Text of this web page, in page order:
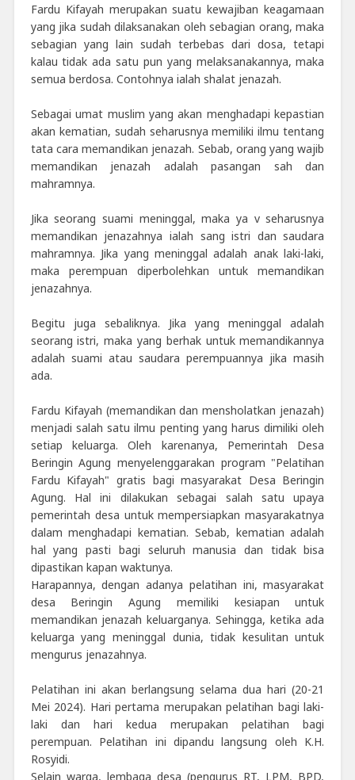
Fardu Kifayah merupakan suatu kewajiban keagamaan
yang jika sudah dilaksanakan oleh sebagian orang, maka
sebagian yang lain sudah terbebas dari dosa, tetapi
kalau tidak ada satu pun yang melaksanakannya, maka
semua berdosa. Contohnya ialah shalat jenazah.
Sebagai umat muslim yang akan menghadapi kepastian
akan kematian, sudah seharusnya memiliki ilmu tentang
tata cara memandikan jenazah. Sebab, orang yang wajib
memandikan jenazah adalah pasangan sah dan
mahramnya.
Jika seorang suami meninggal, maka ya v seharusnya
memandikan jenazahnya ialah sang istri dan saudara
mahramnya. Jika yang meninggal adalah anak laki-laki,
maka perempuan diperbolehkan untuk memandikan
jenazahnya.
Begitu juga sebaliknya. Jika yang meninggal adalah
seorang istri, maka yang berhak untuk memandikannya
adalah suami atau saudara perempuannya jika masih
ada.
Fardu Kifayah (memandikan dan mensholatkan jenazah)
menjadi salah satu ilmu penting yang harus dimiliki oleh
setiap keluarga. Oleh karenanya, Pemerintah Desa
Beringin Agung menyelenggarakan program "Pelatihan
Fardu Kifayah" gratis bagi masyarakat Desa Beringin
Agung. Hal ini dilakukan sebagai salah satu upaya
pemerintah desa untuk mempersiapkan masyarakatnya
dalam menghadapi kematian. Sebab, kematian adalah
hal yang pasti bagi seluruh manusia dan tidak bisa
dipastikan kapan waktunya.
Harapannya, dengan adanya pelatihan ini, masyarakat
desa Beringin Agung memiliki kesiapan untuk
memandikan jenazah keluarganya. Sehingga, ketika ada
keluarga yang meninggal dunia, tidak kesulitan untuk
mengurus jenazahnya.
Pelatihan ini akan berlangsung selama dua hari (20-21
Mei 2024). Hari pertama merupakan pelatihan bagi laki-
laki dan hari kedua merupakan pelatihan bagi
perempuan. Pelatihan ini dipandu langsung oleh K.H.
Rosyidi.
Selain warga, lembaga desa (pengurus RT, LPM, BPD,